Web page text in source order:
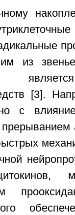
из
[3].
с
прерыванием